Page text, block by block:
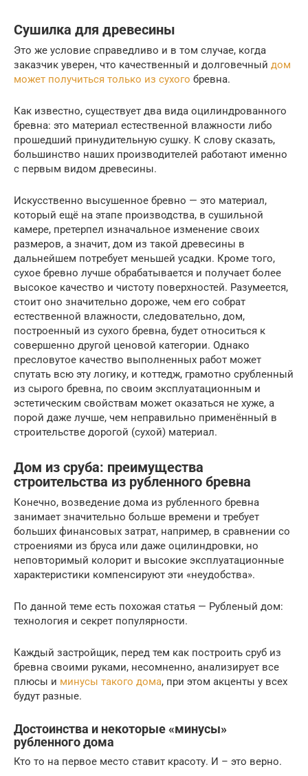
Сушилка для древесины
Это же условие справедливо и в том случае, когда
заказчик уверен, что качественный и долговечный дом
может получиться только из сухого бревна.
Как известно, существует два вида оцилиндрованного
бревна: это материал естественной влажности либо
прошедший принудительную сушку. К слову сказать,
большинство наших производителей работают именно
с первым видом древесины.
Искусственно высушенное бревно — это материал,
который ещё на этапе производства, в сушильной
камере, претерпел изначальное изменение своих
размеров, а значит, дом из такой древесины в
дальнейшем потребует меньшей усадки. Кроме того,
сухое бревно лучше обрабатывается и получает более
высокое качество и чистоту поверхностей. Разумеется,
стоит оно значительно дороже, чем его собрат
естественной влажности, следовательно, дом,
построенный из сухого бревна, будет относиться к
совершенно другой ценовой категории. Однако
пресловутое качество выполненных работ может
спутать всю эту логику, и коттедж, грамотно срубленный
из сырого бревна, по своим эксплуатационным и
эстетическим свойствам может оказаться не хуже, а
порой даже лучше, чем неправильно применённый в
строительстве дорогой (сухой) материал.
Дом из сруба: преимущества
строительства из рубленного бревна
Конечно, возведение дома из рубленного бревна
занимает значительно больше времени и требует
больших финансовых затрат, например, в сравнении со
строениями из бруса или даже оцилиндровки, но
неповторимый колорит и высокие эксплуатационные
характеристики компенсируют эти «неудобства».
По данной теме есть похожая статья — Рубленый дом:
технология и секрет популярности.
Каждый застройщик, перед тем как построить сруб из
бревна своими руками, несомненно, анализирует все
плюсы и минусы такого дома, при этом акценты у всех
будут разные.
Достоинства и некоторые «минусы»
рубленного дома
Кто то на первое место ставит красоту. И – это верно.